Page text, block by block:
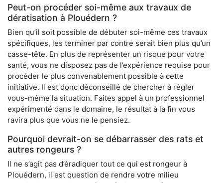
Peut-on procéder soi-même aux travaux de
dératisation à Plouédern ?
Bien qu’il soit possible de débuter soi-même ces travaux
spécifiques, les terminer par contre serait bien plus qu’un
casse-tête. En plus de représenter un risque pour votre
santé, vous ne disposez pas de l’expérience requise pour
procéder le plus convenablement possible à cette
initiative. Il est donc déconseillé de chercher à régler
vous-même la situation. Faites appel à un professionnel
expérimenté dans le domaine, le résultat à la fin vous
ravira plus que vous ne le pensiez.
Pourquoi devrait-on se débarrasser des rats et
autres rongeurs ?
Il ne s’agit pas d’éradiquer tout ce qui est rongeur à
Plouédern, il est question de rendre votre milieu